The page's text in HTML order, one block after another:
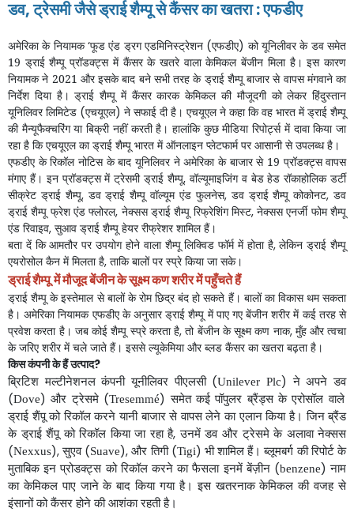
डव,ट्रेसमीजैसेड्राईशैम्पूसेकैंसरकाखतरा:एफडीए
अमेरिका के नियामक‘फूड एंड ड्रग एडमिनिस्ट्रेशन (एफडीए) को यूनिलीवर के डव समेत
19 ड्राई शैम्पू प्रॉडक्ट्स में कैंसर के खतरे वाला केमिकल बेंजीन मिला है। इस कारण
नियामक ने 2021 और इसके बाद बने सभी तरह के ड्राई शैम्पू बाजार से वापस मंगवाने का
निर्देश दिया है। ड्राई शैम्पू में कैंसर कारक केमिकल की मौजूदगी को लेकर हिंदुस्तान
यूनिलिवर लिमिटेड (एचयूएल) ने सफाई दी है। एचयूएल ने कहा कि वह भारत में ड्राई शैम्पू
की मैन्यूफैक्चरिंग या बिक्री नहीं करती है। हालांकि कुछ मीडिया रिपोर्ट्स में दावा किया जा
रहा है कि एचयूएल का ड्राई शैम्पू भारत में ऑनलाइन प्लेटफार्म पर आसानी से उपलब्ध है।
एफडीए के रिकॉल नोटिस के बाद यूनिलिवर ने अमेरिका के बाजार से 19 प्रॉडक्ट्स वापस
मंगाए हैं। इन प्रॉडक्ट्स में ट्रेसमी ड्राई शैम्पू, वॉल्यूमाइजिंग व बेड हेड रॉकाहोलिक डर्टी
सीक्रेट ड्राई शैम्पू, डव ड्राई शैम्पू वॉल्यूम एंड फुलनेस, डव ड्राई शैम्पू कोकोनट,डव
ड्राई शैम्पू फ्रेश एंड फ्लोरल, नेक्सस ड्राई शैम्पू रिफ्रेशिंग मिस्ट,नेक्सस एनर्जी फोम शैम्पू
एंड रिवाइव, सुआव ड्राई शैम्पू हेयर रीफ्रेशर शामिल हैं।
बता दें कि आमतौर पर उपयोग होने वाला शैम्पू लिक्विड फॉर्म में होता है,लेकिन ड्राई शैम्पू
एयरोसोल कैन में मिलता है, ताकि बालों पर स्प्रे किया जा सके।
ड्राईशैम्पू मेंमौजूदबेंजीनकेसूक्ष्मकणशरीरमेंपहुँचतेहैं
ड्राई शैम्पू के इस्तेमाल से बालों के रोम छिद्र बंद हो सकते हैं। बालों का विकास थम सकता
है। अमेरिका नियामक एफडीए के अनुसार ड्राई शैम्पू में पाए गए बेंजीन शरीर में कई तरह से
प्रवेश करता है। जब कोई शैम्पू स्प्रे करता है,तो बेंजीन के सूक्ष्म कण नाक, मुँह और त्वचा
के जरिए शरीर में चले जाते हैं। इससे ल्यूकेमिया और ब्लड कैंसर का खतरा बढ़ता है।
किसकंपनीकेहैंउत्पाद?
ब्रिटिश मल्टीनेशनल कंपनी यूनीलिवर पीएलसी(Unilever Plc)ने अपने डव
(Dove)और ट्रेसमे(Tresemmé)समेत कई पॉपुलर ब्रैंड्स के एरोसॉल वाले
ड्राई शैंपू को रिकॉल करने यानी बाजार से वापस लेने का एलान किया है। जिन ब्रैंड
के ड्राई शैंपू को रिकॉल किया जा रहा है,उनमें डव और ट्रेसमे के अलावा नेक्सस
(Nexxus),सुएव(Suave),और तिगी(Tigi) भी शामिल हैं। ब्लूमबर्ग की रिपोर्ट के
मुताबिक इन प्रोडक्ट्स को रिकॉल करने का फैसला इनमें बेंज़ीन(benzene)नाम
का केमिकल पाए जाने के बाद किया गया है। इस खतरनाक केमिकल की वजह से
इंसानों को कैंसर होने की आशंका रहती है।